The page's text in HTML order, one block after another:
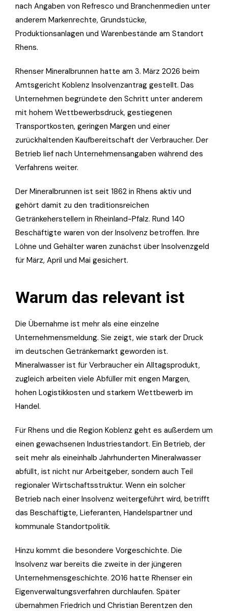
nach Angaben von Refresco und Branchenmedien unter
anderem Markenrechte, Grundstücke,
Produktionsanlagen und Warenbestände am Standort
Rhens.
Rhenser Mineralbrunnen hatte am 3. März 2026 beim
Amtsgericht Koblenz Insolvenzantrag gestellt. Das
Unternehmen begründete den Schritt unter anderem
mit hohem Wettbewerbsdruck, gestiegenen
Transportkosten, geringen Margen und einer
zurückhaltenden Kaufbereitschaft der Verbraucher. Der
Betrieb lief nach Unternehmensangaben während des
Verfahrens weiter.
Der Mineralbrunnen ist seit 1862 in Rhens aktiv und
gehört damit zu den traditionsreichen
Getränkeherstellern in Rheinland-Pfalz. Rund 140
Beschäftigte waren von der Insolvenz betroffen. Ihre
Löhne und Gehälter waren zunächst über Insolvenzgeld
für März, April und Mai gesichert.
Warum das relevant ist
Die Übernahme ist mehr als eine einzelne
Unternehmensmeldung. Sie zeigt, wie stark der Druck
im deutschen Getränkemarkt geworden ist.
Mineralwasser ist für Verbraucher ein Alltagsprodukt,
zugleich arbeiten viele Abfüller mit engen Margen,
hohen Logistikkosten und starkem Wettbewerb im
Handel.
Für Rhens und die Region Koblenz geht es außerdem um
einen gewachsenen Industriestandort. Ein Betrieb, der
seit mehr als eineinhalb Jahrhunderten Mineralwasser
abfüllt, ist nicht nur Arbeitgeber, sondern auch Teil
regionaler Wirtschaftsstruktur. Wenn ein solcher
Betrieb nach einer Insolvenz weitergeführt wird, betrifft
das Beschäftigte, Lieferanten, Handelspartner und
kommunale Standortpolitik.
Hinzu kommt die besondere Vorgeschichte. Die
Insolvenz war bereits die zweite in der jüngeren
Unternehmensgeschichte. 2016 hatte Rhenser ein
Eigenverwaltungsverfahren durchlaufen. Später
übernahmen Friedrich und Christian Berentzen den